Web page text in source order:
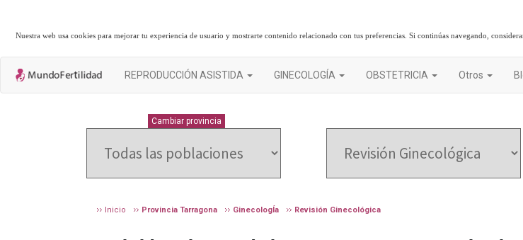
Nuestra web usa cookies para mejorar tu experiencia de usuario y mostrarte contenido relacionado con tus preferencias. Si continúas navegando,
REPRODUCCIÓN ASISTIDA GINECOLOGÍA OBSTETRICIA Otros
Cambiar provincia
Inicio Provincia Tarragona GinecologÍa Revisión Ginecológica